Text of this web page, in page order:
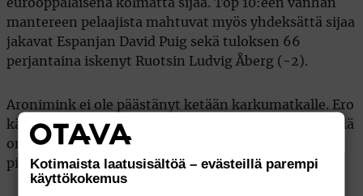
eurooppalaisena kolmatta sijaa. Top 10:een vanhan
mantereen pelaajista mahtuvat myös yhdeksättä sijaa
jakavat Espanjan David Puig sekä tuloksen 66
perjantaina iskenyt Ruotsin Ludvig Åberg (-2).
Aronimink ei ole päästänyt ketään karkumatkalle. Ero
kärjen ja viimeisen jatkoon selvinneen pelaajan välillä
on vain kahdeksan lyöntiä. Se on poikkeuksellisen
pieni marginaali major-turnauksessa.
Kotimaista laatusisältöä – evästeillä parempi
käyttökokemus